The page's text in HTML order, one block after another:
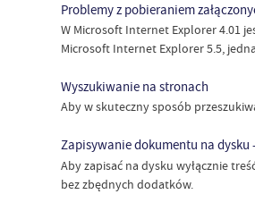
Problemy z pobieraniem
W Microsoft Internet Explorer 4.01
Microsoft Internet Explorer 5.5,
Wyszukiwanie na stronach
Aby w skuteczny sposób
Zapisywanie dokumentu na dysku
Aby zapisać na dysku wyłącznie
bez zbędnych dodatków.